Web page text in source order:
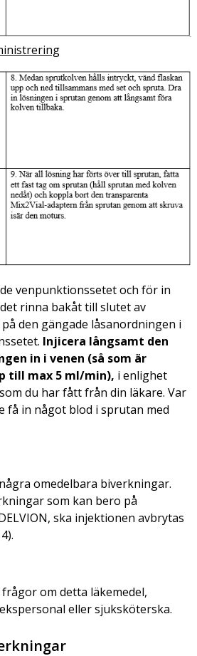
venpunktionssetet och för in
rinna bakåt till slutet av
den gängade låsanordningen i
Injicera långsamt den
in i venen (så som är
till max 5 ml/min), i enlighet
du har fått från din läkare. Var
få in något blod i sprutan med
omedelbara biverkningar.
som kan bero på
ska injektionen avbrytas
om detta läkemedel,
eller sjuksköterska.